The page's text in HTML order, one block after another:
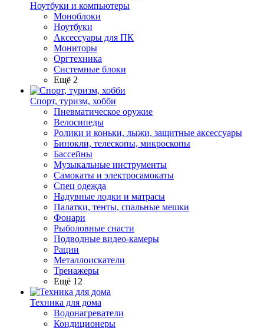
Ноутбуки и компьютеры
Моноблоки
Ноутбуки
Аксессуары для ПК
Мониторы
Оргтехника
Системные блоки
Ещё 2
Спорт, туризм, хобби
Пневматическое оружие
Велосипеды
Ролики и коньки, лыжи, защитные аксессуары
Бинокли, телескопы, микроскопы
Бассейны
Музыкальные инструменты
Самокаты и электросамокаты
Спец одежда
Надувные лодки и матрасы
Палатки, тенты, спальные мешки
Фонари
Рыболовные снасти
Подводные видео-камеры
Рации
Металлоискатели
Тренажеры
Ещё 12
Техника для дома
Водонагреватели
Кондиционеры